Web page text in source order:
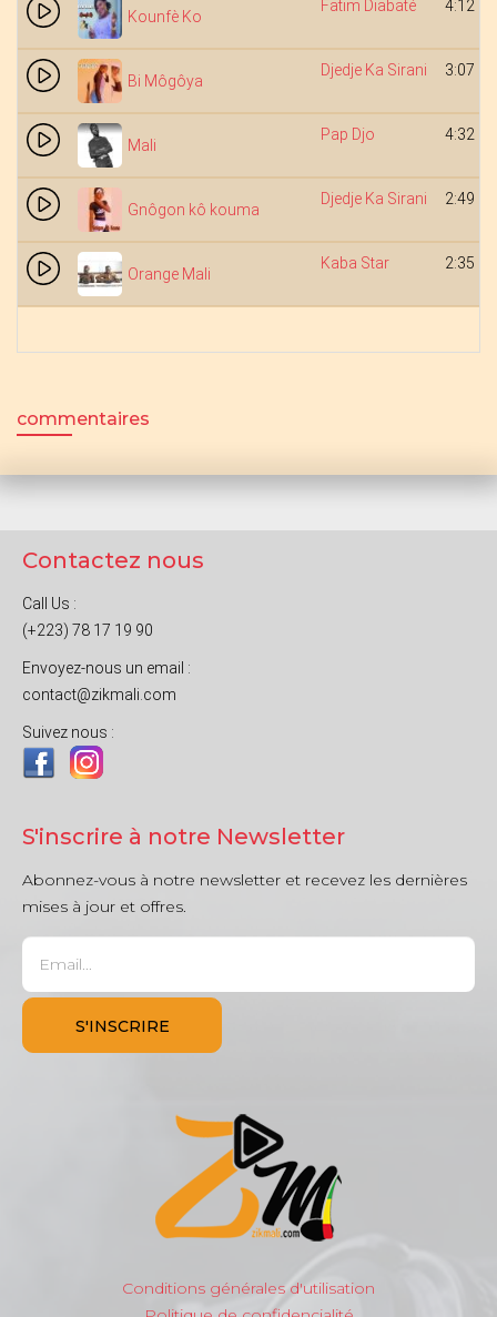
Kounfè Ko
Fatim Diabaté 4:12
Bi Môgôya
Djedje Ka Sirani 3:07
Mali
Pap Djo 4:32
Gnôgon kô kouma
Djedje Ka Sirani 2:49
Orange Mali
Kaba Star 2:35
commentaires
Contactez nous
Call Us :
(+223) 78 17 19 90
Envoyez-nous un email :
contact@zikmali.com
Suivez nous :
S'inscrire à notre Newsletter
Abonnez-vous à notre newsletter et recevez les dernières
mises à jour et offres.
Conditions générales d'utilisation